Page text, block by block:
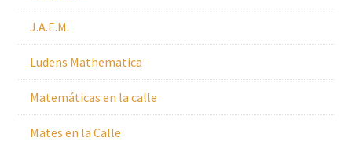
J.A.E.M.
Ludens Mathematica
Matemáticas en la calle
Mates en la Calle